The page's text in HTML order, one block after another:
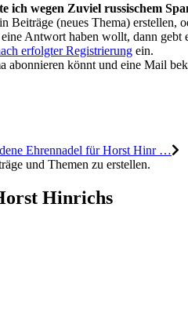
ich wegen Zuviel russischem
Beiträge (neues Thema) erstellen,
Antwort haben wollt, dann
erfolgter Registrierung ein.
abonnieren könnt und eine Mail
Ehrennadel für Horst Hinr …
und Themen zu erstellen.
Hinrichs